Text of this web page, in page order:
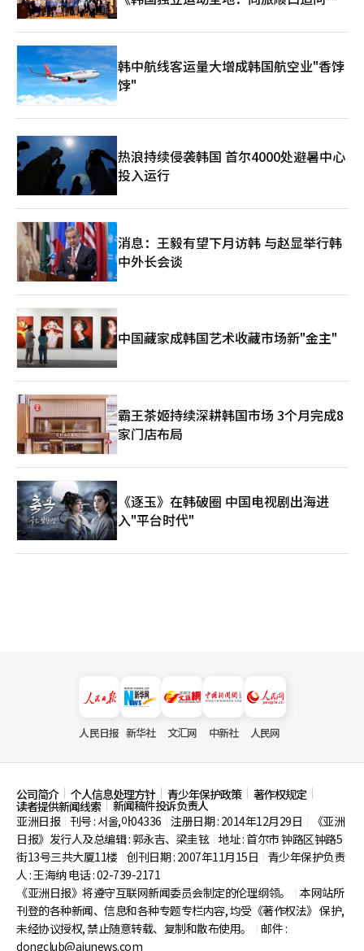
在现场的狂吃场面将于今晚（20日）9点55分播出的《西长勋的邻
居百万富翁》中呈现。※ 本报道经人工智能（AI）系统翻译与编
辑。
韩中航线客运量大增成韩国航空业"香饽
饽"
热浪持续侵袭韩国 首尔4000处避暑中心
投入运行
消息：王毅有望下月访韩 与赵显举行韩
中外长会谈
中国藏家成韩国艺术收藏市场新"金主"
霸王茶姬持续深耕韩国市场 3个月完成8
家门店布局
《逐玉》在韩破圈 中国电视剧出海进
入"平台时代"
人民日报 新华社 文汇网 中新社 人民网
公司简介 个人信息处理方针 青少年保护政策 著作权规定
读者提供新闻线索
新闻稿件投诉负责人
亚洲日报
刊号 : 서울,아04336 注册日期 : 2014年12月29日
《亚洲
日报》发行人及总编辑 : 郭永吉、梁圭铉 地址 : 首尔市钟路区钟路5
街13号三共大厦11楼 创刊日期 : 2007年11月15日
青少年保护负责
人 : 王海纳 电话 : 02-739-2171
《亚洲日报》将遵守互联网新闻委员会制定的伦理纲领。
本网站所
刊登的各种新闻、信息和各种专题专栏内容, 均受《著作权法》 保护,
未经协议授权, 禁止随意转载、复制和散布使用。
邮件 :
dongclub@ajunews.com